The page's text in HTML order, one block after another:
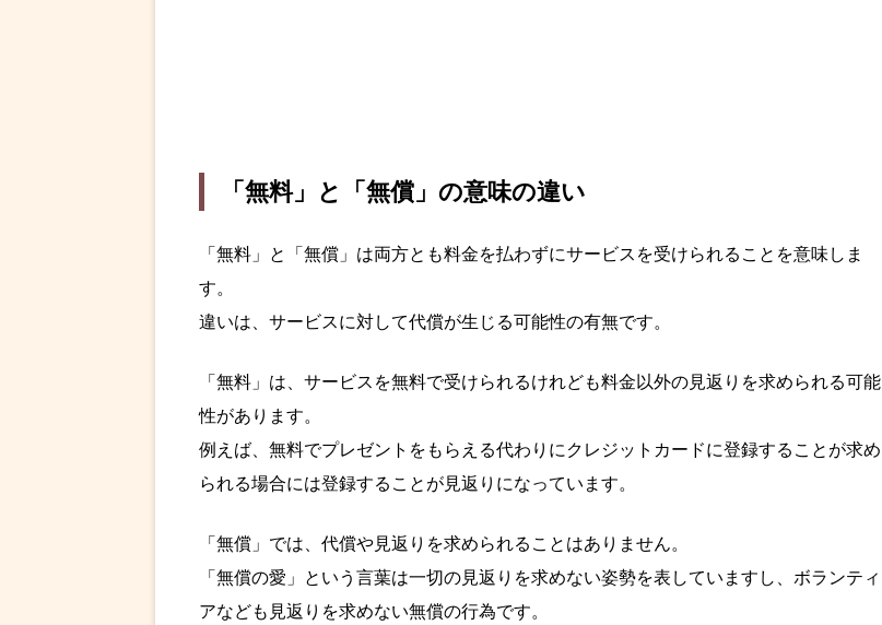
「無料」と「無償」の意味の違い
「無料」と「無償」は両方とも料金を払わずにサービスを受けられることを意味しま
す。
違いは、サービスに対して代償が生じる可能性の有無です。
「無料」は、サービスを無料で受けられるけれども料金以外の見返りを求められる可能
性があります。
例えば、無料でプレゼントをもらえる代わりにクレジットカードに登録することが求め
られる場合には登録することが見返りになっています。
「無償」では、代償や見返りを求められることはありません。
「無償の愛」という言葉は一切の見返りを求めない姿勢を表していますし、ボランティ
アなども見返りを求めない無償の行為です。